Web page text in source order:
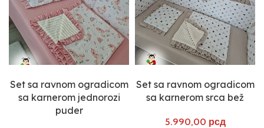
Set sa ravnom ogradicom
sa karnerom jednorozi
puder
Set sa ravnom ogradicom
sa karnerom srca bež
рсд